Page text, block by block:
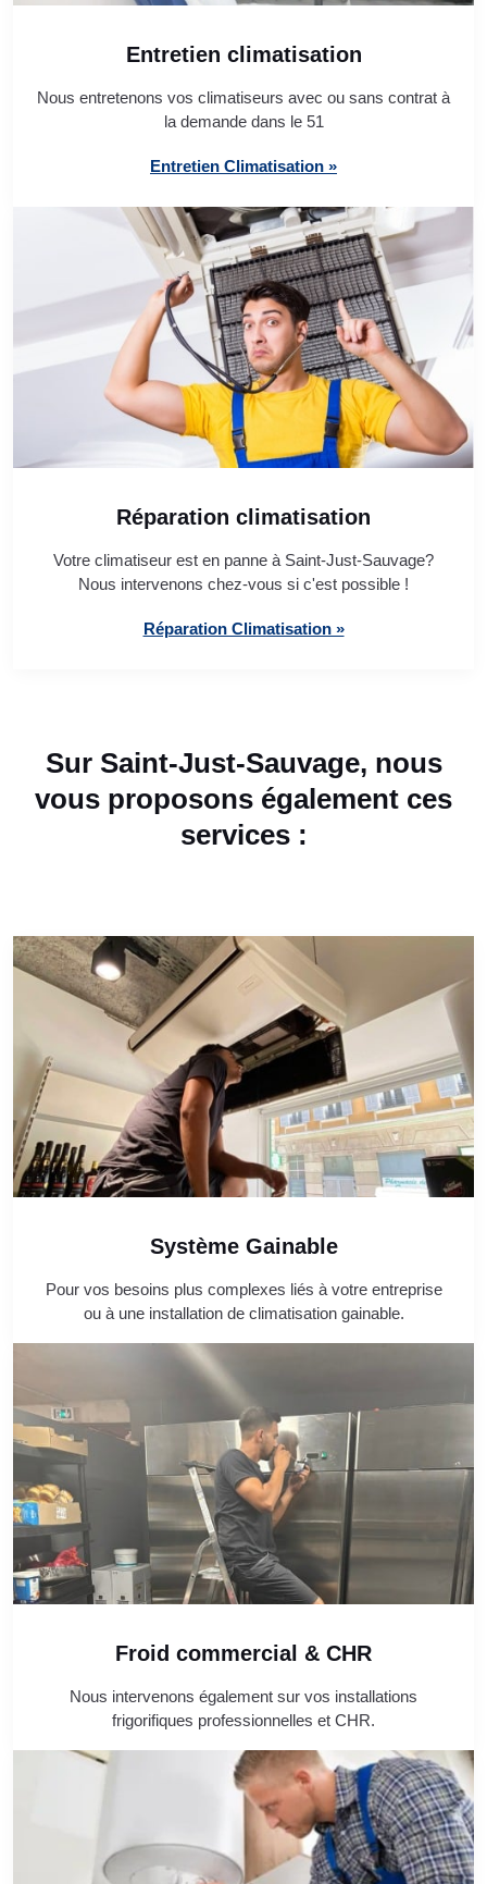
Entretien climatisation
Nous entretenons vos climatiseurs avec ou sans contrat à
la demande dans le 51
Entretien Climatisation »
Réparation climatisation
Votre climatiseur est en panne à Saint-Just-Sauvage?
Nous intervenons chez-vous si c'est possible !
Réparation Climatisation »
Sur Saint-Just-Sauvage, nous
vous proposons également ces
services :
Système Gainable
Pour vos besoins plus complexes liés à votre entreprise
ou à une installation de climatisation gainable.
Froid commercial & CHR
Nous intervenons également sur vos installations
frigorifiques professionnelles et CHR.